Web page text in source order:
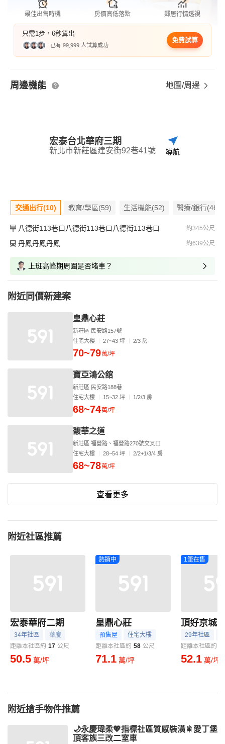
最佳出售時機 房價高低落點 鄰居行情透視
只需1步，6秒算出
已有 99,999 人試算成功
免費試算
周邊機能 地圖/周邊
宏泰台北華府三期
新北市新莊區建安街92巷41號 導航
交通出行(10) 教育/學區(59) 生活機能(52) 醫療/銀行(46)
八德街113巷口八德街113巷口八德街113巷口 約345公尺
丹鳳丹鳳丹鳳 約639公尺
上班高峰期周圍是否堵車？
附近同價新建案
皇鼎心莊
新莊區 民安路157號
住宅大樓
27~43 坪 2/3 房
70~79萬/坪
寶亞鴻公舘
新莊區 民安路188巷
住宅大樓
15~32 坪 1/2/3 房
68~74萬/坪
馥華之道
新莊區 福營路、福營路270號交叉口
住宅大樓
28~54 坪 2/2+1/3/4 房
68~78萬/坪
查看更多
附近社區推薦
宏泰華府二期
34年社區
華廈
距離本社區約 17 公尺
50.5 萬/坪
熱銷中
皇鼎心莊
預售屋
住宅大樓
距離本社區約 58 公尺
71.1 萬/坪
1筆在售
頂好京城
29年社區
距離本社區約
52.1 萬/坪
附近搶手物件推薦
🌙永慶瑋柔💖指標社區質感裝潢🎇愛丁堡
頂客族三改二室車